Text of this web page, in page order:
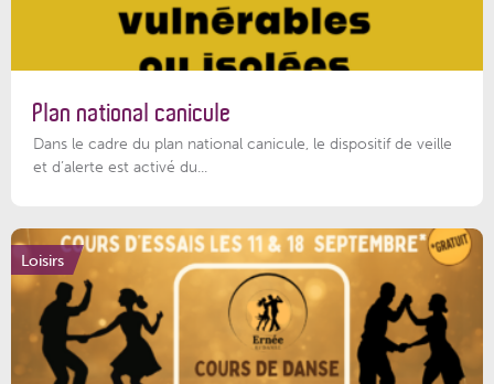
Plan national canicule
Dans le cadre du plan national canicule, le dispositif de veille
et d’alerte est activé du...
Loisirs